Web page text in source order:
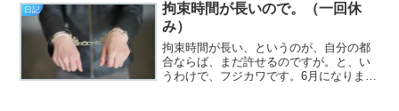
日記
拘束時間が長いので。（一回休
み）
拘束時間が長い、というのが、自分の都
合ならば、まだ許せるのですが。と、い
うわけで、フジカワです。6月になりまし